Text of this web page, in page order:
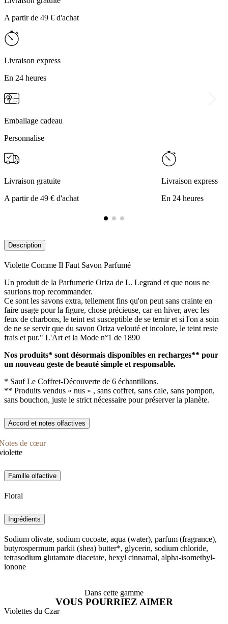
A partir de 49 € d'achat
Livraison express
En 24 heures
Emballage cadeau
Personnalise
Livraison gratuite
A partir de 49 € d'achat
Livraison express
En 24 heures
Description
Violette Comme Il Faut Savon Parfumé
Un produit de la Parfumerie Oriza de L. Legrand et que nous ne
saurions trop recommander.
Ce sont les savons extra, tellement fins qu'on peut sans crainte en
faire usage pour la figure, chose précieuse, car en hiver, avec les
feux de charbons, le teint est susceptible de se ternir et si l'on a soin
de ne se servir que du savon Oriza velouté et incolore, le teint reste
frais et pur." L'Art et la Mode n°1 de 1890
Nos produits* sont désormais disponibles en recharges** pour
un nouveau geste de beauté simple et responsable.
* Sauf Le Coffret-Découverte de 6 échantillons.
** Produits vendus « nus » , sans coffret, sans cale, sans pompon,
sans bouchon, juste le strict nécessaire pour préserver la planète.
Accord et notes olfactives
de cœur
Famille olfactive
Floral
Ingrédients
Sodium olivate, sodium cocoate, aqua (water), parfum (fragrance),
butyrospermum parkii (shea) butter*, glycerin, sodium chloride,
tetrasodium glutamate diacetate, hexyl cinnamal, alpha-isomethyl-
ionone
Dans cette gamme
VOUS POURRIEZ AIMER
Violettes du Czar